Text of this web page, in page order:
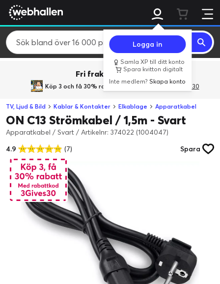
Logga in
Samla XP till ditt konto
Spara kvitton digitalt
Inte medlem?Skapa konto
Fri frakt över 800 kr.
Köp 3 och få 30% rabatt med rabattkoden 3Gives30
TV, Ljud & Bild Kablar & Kontakter Elkablage Apparatkabel
ON C13 Strömkabel / 1,5m - Svart
Apparatkabel / Svart / Artikelnr: 374022 (1004047)
4.9
(7) Spara